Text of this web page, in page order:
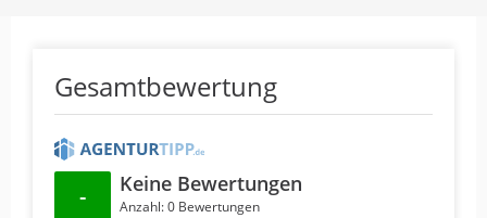
Gesamtbewertung
- Keine Bewertungen
Anzahl: 0 Bewertungen